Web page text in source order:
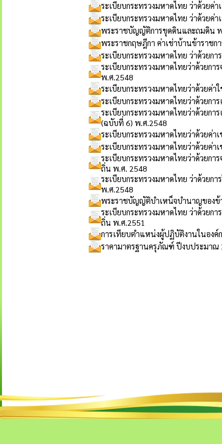
ระเบียบกระทรวงมหาดไทย ว่าด้วยค่
ระเบียบกระทรวงมหาดไทย ว่าด้วย
พระราชบัญญัติการขุดดินและถมดิน
พระราชกฤษฎีกา ค่าเช่าบ้านข้าราช
ระเบียบกระทรวงมหาดไทย ว่าด้วยก
ระเบียบกระทรวงมหาดไทยว่าด้วยก
พ.ศ.2548
ระเบียบกระทรวงมหาดไทยว่าด้วยค่
ระเบียบกระทรวงมหาดไทยว่าด้วยก
ระเบียบกระทรวงมหาดไทยว่าด้วยก
(ฉบับที่ 6) พ.ศ.2548
ระเบียบกระทรวงมหาดไทยว่าด้วยค่
ระเบียบกระทรวงมหาดไทยว่าด้วยค่
ระเบียบกระทรวงมหาดไทยว่าด้วยกา
ถิ่น พ.ศ. 2548
ระเบียบกระทรวงมหาดไทย ว่าด้วยก
พ.ศ.2548
พระราชบัญญัติบำเหน็จบำนาญของข้
ระเบียบกระทรวงมหาดไทย ว่าด้วยก
ถิ่น พ.ศ.2551
การเทียบตำแหน่งผู้ปฏิบัติงานในองค์
ราคามาตรฐานครุภัณฑ์ ปีงบประมาณ